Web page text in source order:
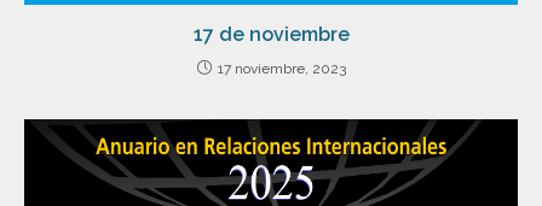
17 de noviembre
17 noviembre, 2023